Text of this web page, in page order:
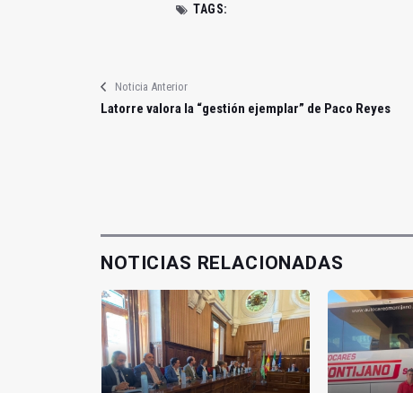
TAGS:
Noticia Anterior
Latorre valora la “gestión ejemplar” de Paco Reyes
NOTICIAS RELACIONADAS